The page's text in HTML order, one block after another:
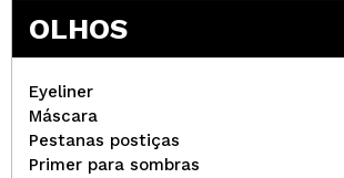
OLHOS
Eyeliner
Máscara
Pestanas postiças
Primer para sombras